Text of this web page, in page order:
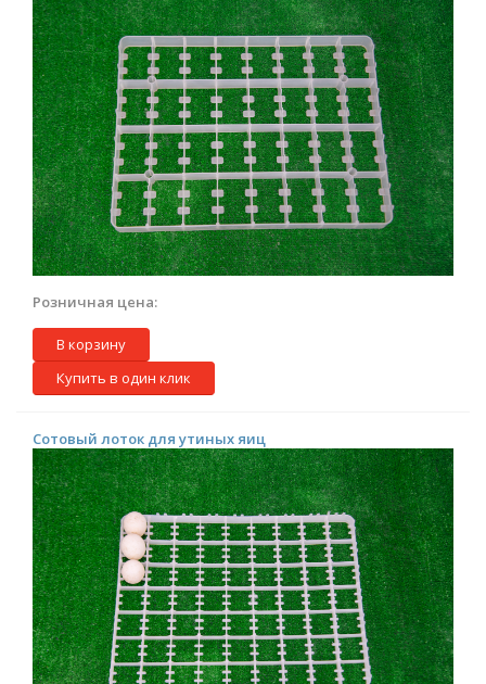
Розничная цена:
В корзину
Купить в один клик
Сотовый лоток для утиных яиц